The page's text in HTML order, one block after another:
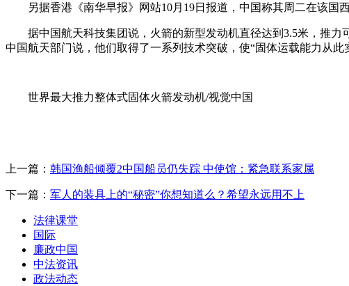
另据香港《南华早报》网站10月19日报道，中国称其周二在该国
据中国航天科技集团说，火箭的新型发动机直径达到3.5米，推力
中国航天部门说，他们取得了一系列技术突破，使“固体运载能力从
世界最大推力整体式固体火箭发动机/视觉中国
上一篇： 韩国渔船倾覆2中国船员仍失踪 中使馆：紧急联系家属
下一篇： 军人的装具上的“秘密”你想知道么？希望永远用不上
法律课堂
国际
廉政中国
中法资讯
政法动态